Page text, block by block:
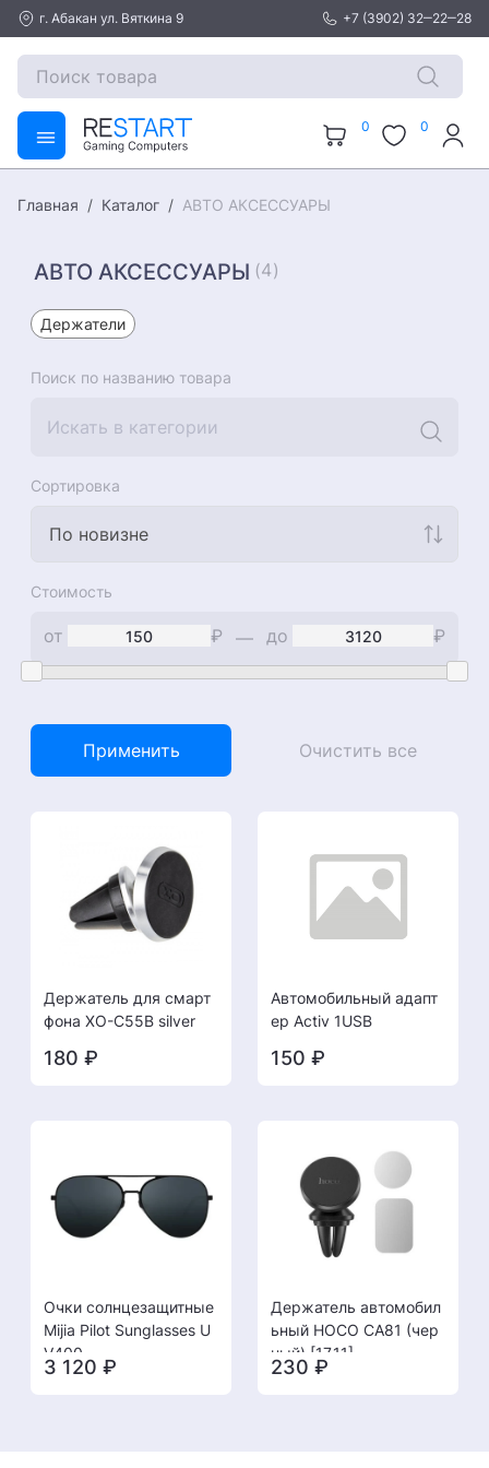
г. Абакан ул. Вяткина 9 +7 (3902) 32‒22‒28
0 0
Главная Каталог АВТО АКСЕССУАРЫ
АВТО АКСЕССУАРЫ (4)
Держатели
Поиск по названию товара
Стоимость
от ₽ — до ₽
Сортировка
По новизне
Применить Очистить все
Держатель для смарт
фона XO-C55B silver
180 ₽
Автомобильный адапт
ер Activ 1USB
150 ₽
Очки солнцезащитные
Mijia Pilot Sunglasses U
V400
3 120 ₽
Держатель автомобил
ьный HOCO CA81 (чер
ный) [17.11]
230 ₽